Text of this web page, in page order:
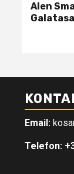
Alen
Email:
Telefon: